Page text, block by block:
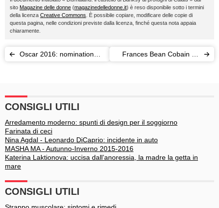
sito Magazine delle donne (magazinedelledonne.it) è reso disponibile sotto i termini
della licenza Creative Commons . È possibile copiare, modificare delle copie di
questa pagina, nelle condizioni previste dalla licenza, finché questa nota appaia
chiaramente.
Oscar 2016: nomination
Frances Bean Cobain ha
CONSIGLI UTILI
Arredamento moderno: spunti di design per il soggiorno
Farinata di ceci
Nina Agdal - Leonardo DiCaprio: incidente in auto
MASHA MA - Autunno-Inverno 2015-2016
Katerina Laktionova: uccisa dall’anoressia, la madre la getta in
mare
CONSIGLI UTILI